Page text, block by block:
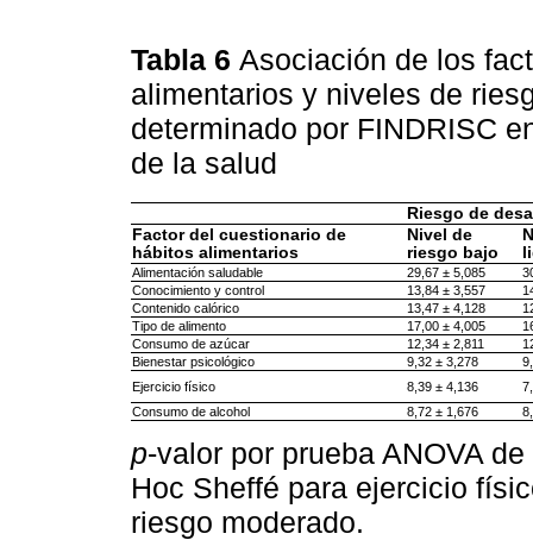
Tabla 6 Asociación de los
alimentarios y niveles de
determinado por FINDRISC
de la salud
Riesgo de
Factor del cuestionario de
hábitos alimentarios
Nivel de
riesgo bajo
Alimentación saludable 29,67 ± 5,085
Conocimiento y control
13,84 ± 3,557
Contenido calórico
13,47 ± 4,128
Tipo de alimento
17,00 ± 4,005
Consumo de azúcar
12,34 ± 2,811
Bienestar psicológico
9,32 ± 3,278
Ejercicio físico
8,39 ± 4,136
Consumo de alcohol
8,72 ± 1,676
p-valor por prueba ANOVA
Hoc Sheffé para ejercicio
riesgo moderado.